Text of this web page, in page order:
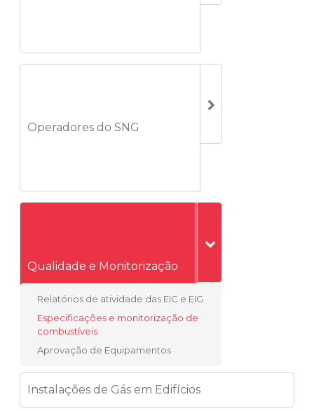
Operadores do SNG
Qualidade e Monitorização
Relatórios de atividade das EIC e EIG
Especificações e monitorização de
combustíveis
Aprovação de Equipamentos
Instalações de Gás em Edifícios